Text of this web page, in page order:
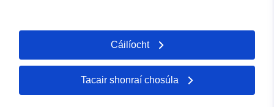
Cáilíocht
Tacair shonraí chosúla